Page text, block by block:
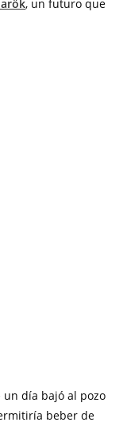
, un futuro que
un día bajó al pozo
beber de